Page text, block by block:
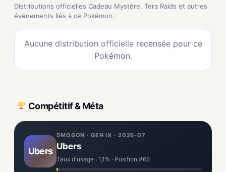
Distributions officielles Cadeau Mystère, Tera Raids et autres
événements liés à ce Pokémon.
Aucune distribution officielle recensée pour ce
Pokémon.
Compétitif & Méta
Ubers
SMOGON · GEN IX · 2026-07
Ubers
Taux d'usage : 1,1% · Position #65